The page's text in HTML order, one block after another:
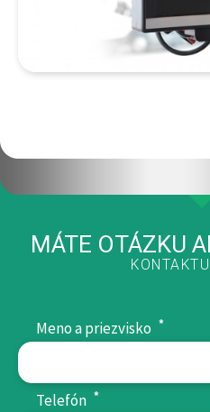
MÁTE OTÁZKU
Meno a priezvisko *
Telefón *